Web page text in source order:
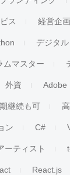
ス 経営企画
デジタル
ムマスター
外資 Adobe
継続も可
ン C#
ーティスト
React.js